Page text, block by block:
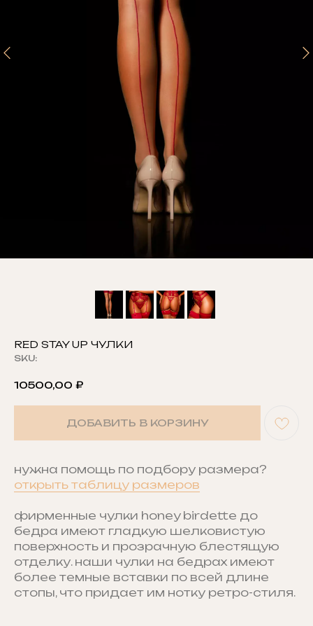
RED STAY UP ЧУЛКИ
SKU:
10500,00 ₽
ДОБАВИТЬ В КОРЗИНУ
нужна помощь по подбору размера?
открыть таблицу размеров
фирменные чулки honey birdette до
бедра имеют гладкую шелковистую
поверхность и прозрачную блестящую
отделку. наши чулки на бедрах имеют
более темные вставки по всей длине
стопы, что придает им нотку ретро-стиля.